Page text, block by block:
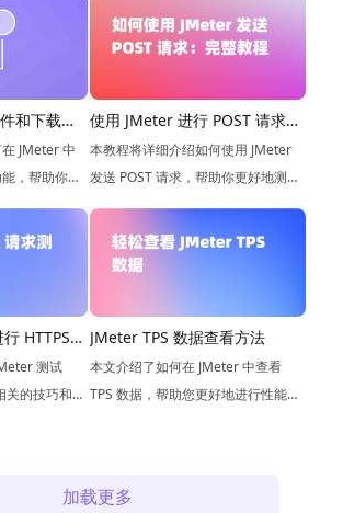
和下载文
JMeter 中
，帮助你更
。
使用 JMeter 进行 POST 请求测
试的步骤
本教程将详细介绍如何使用 JMeter
发送 POST 请求，帮助你更好地测试
你的应用程序。
HTTPS
测试
关的技巧和注
JMeter TPS 数据查看方法
本文介绍了如何在 JMeter 中查看
TPS 数据，帮助您更好地进行性能测
加载更多